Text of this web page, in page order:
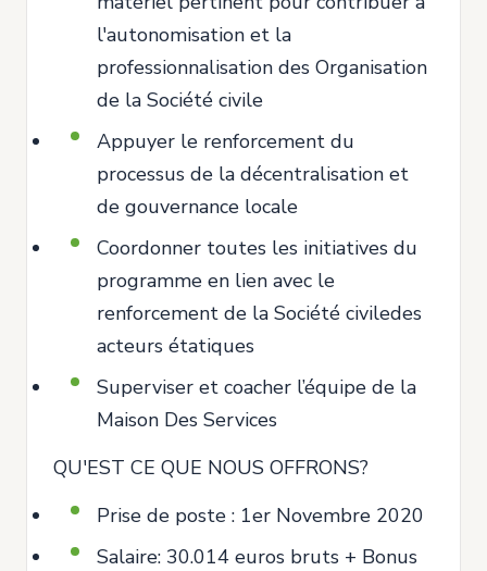
l'autonomisation et la
professionnalisation des Organisation
de la Société civile
Appuyer le renforcement du
processus de la décentralisation et
de gouvernance locale
Coordonner toutes les initiatives du
programme en lien avec le
renforcement de la Société civiledes
acteurs étatiques
Superviser et coacher l’équipe de la
Maison Des Services
QU'EST CE QUE NOUS OFFRONS?
Prise de poste : 1er Novembre 2020
Salaire: 30.014 euros bruts + Bonus